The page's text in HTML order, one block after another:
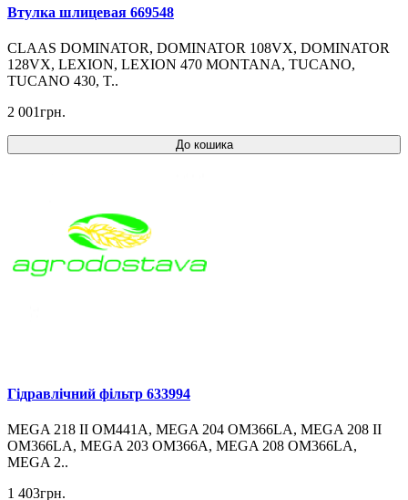
Втулка шлицевая 669548
CLAAS DOMINATOR, DOMINATOR 108VX, DOMINATOR
128VX, LEXION, LEXION 470 MONTANA, TUCANO,
TUCANO 430, T..
2 001грн.
До кошика
Гідравлічний фільтр 633994
MEGA 218 II OM441A, MEGA 204 OM366LA, MEGA 208 II
OM366LA, MEGA 203 OM366A, MEGA 208 OM366LA,
MEGA 2..
1 403грн.